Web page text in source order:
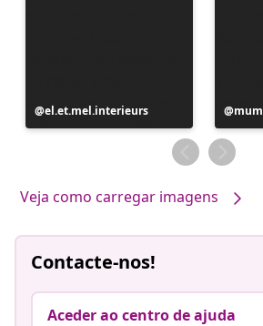
Postagem
publicada
el.et.mel.interieurs
por
Veja como carregar imagens
Contacte-nos!
Aceder ao centro de ajuda